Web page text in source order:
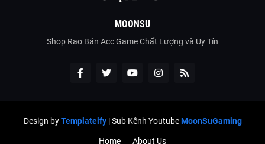
MOONSU
Shop Rao Bán Acc Game Chất Lượng và Uy Tín
Design byTemplateify| Sub Kênh YoutubeMoonSuGaming
Home About Us